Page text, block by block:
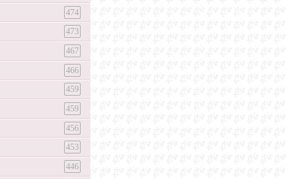
474
473
467
466
459
459
456
453
446